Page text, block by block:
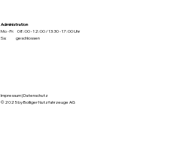
Administration
Mo - Fr: 08:00 - 12:00 / 13:30 - 17:00 Uhr
Sa: geschlossen
Impressum|Datenschutz
© 2025 by Bolliger Nutzfahrzeuge AG